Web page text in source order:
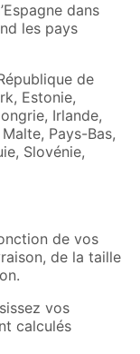
dans
les pays
de
Estonie,
Irlande,
Pays-Bas,
Slovénie,
de vos
de la taille
vos
calculés